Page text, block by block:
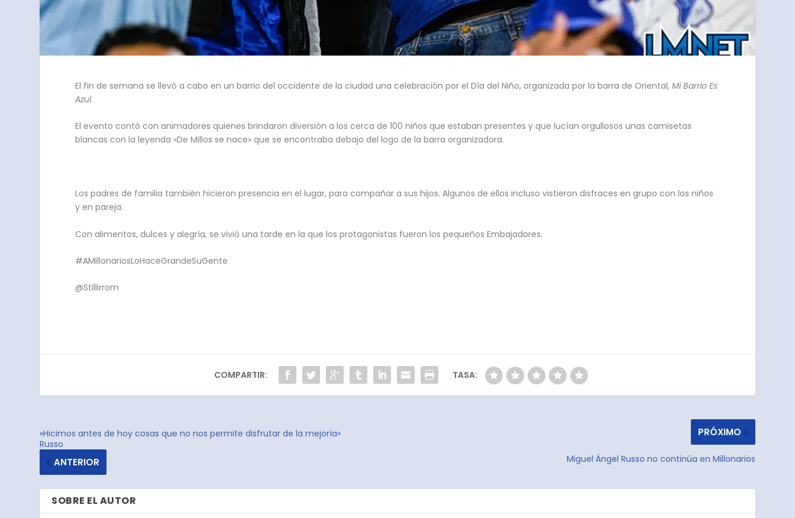
El fin de semana se llevó a cabo en un barrio del occidente de la ciudad una celebración por el Día del Niño, organizada por la barra de Oriental,Mi Barrio Es
Azul.
El evento contó con animadores quienes brindaron diversión a los cerca de 100 niños que estaban presentes y que lucían orgullosos unas camisetas
blancas con la leyenda «De Millos se nace» que se encontraba debajo del logo de la barra organizadora.
Los padres de familia también hicieron presencia en el lugar, para compañar a sus hijos. Algunos de ellos incluso vistieron disfraces en grupo con los niños
y en pareja.
Con alimentos, dulces y alegría, se vivió una tarde en la que los protagonistas fueron los pequeños Embajadores.
#AMillonariosLoHaceGrandeSuGente
@Stillirrom
COMPARTIR: TASA:
«Hicimos antes de hoy cosas que no nos permite disfrutar de la mejoría»
Russo
ANTERIOR
PRÓXIMO
Miguel Ángel Russo no continúa en Millonarios
SOBRE EL AUTOR